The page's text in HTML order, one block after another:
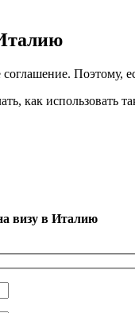
Поэтому,
как использовать
визу в Италию